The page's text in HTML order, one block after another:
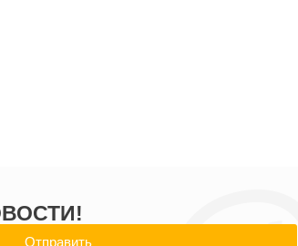
Отправить